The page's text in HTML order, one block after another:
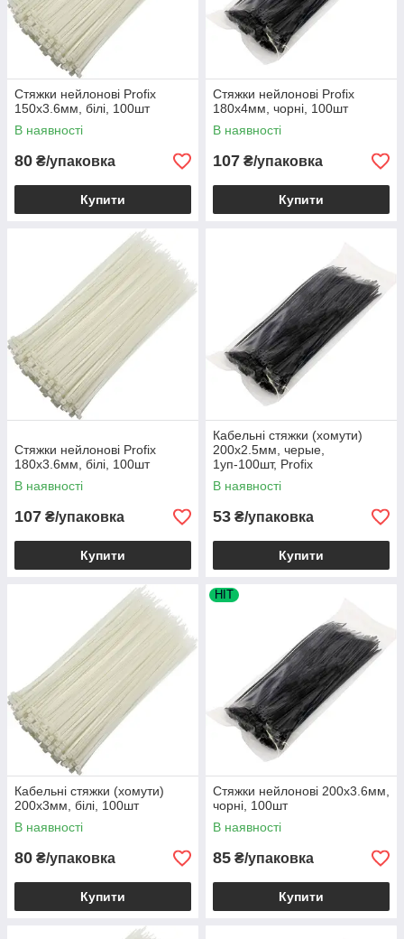
Стяжки нейлонові Profix
150х3.6мм, білі, 100шт
В наявності
80 ₴/упаковка
Купити
Стяжки нейлонові Profix
180х4мм, чорні, 100шт
В наявності
107 ₴/упаковка
Купити
Стяжки нейлонові Profix
180х3.6мм, білі, 100шт
В наявності
107 ₴/упаковка
Купити
Кабельні стяжки (хомути)
200х2.5мм, черые,
1уп-100шт, Profix
В наявності
53 ₴/упаковка
Купити
Кабельні стяжки (хомути)
200х3мм, білі, 100шт
В наявності
80 ₴/упаковка
Купити
HIT
Стяжки нейлонові 200х3.6мм,
чорні, 100шт
В наявності
85 ₴/упаковка
Купити